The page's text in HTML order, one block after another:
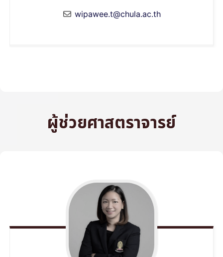
wipawee.t@chula.ac.th
ผู้ช่วยศาสตราจารย์